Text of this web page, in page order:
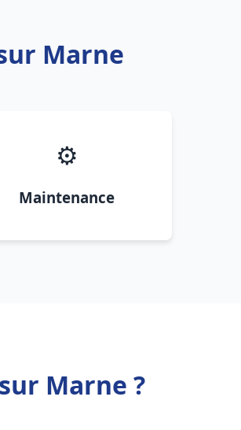
Marne
⚙️
Maintenance
Marne ?